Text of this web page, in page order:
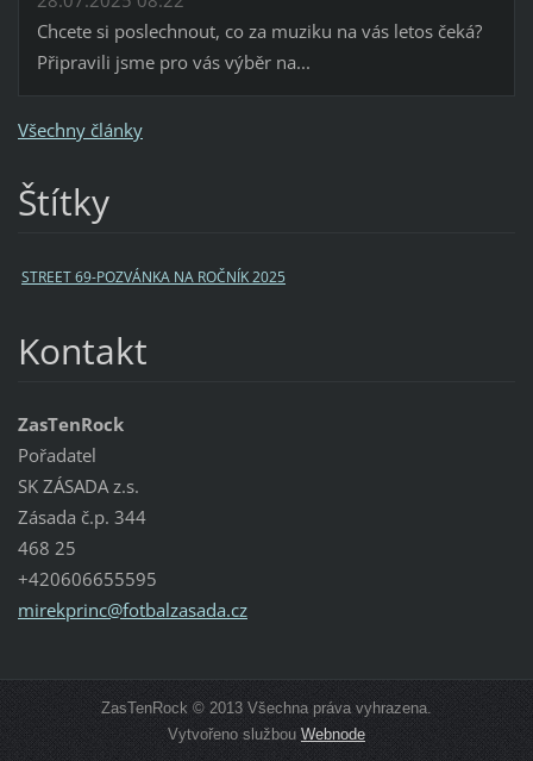
Chcete si poslechnout, co za muziku na vás letos čeká?
Připravili jsme pro vás výběr na...
Všechny články
Štítky
STREET 69-POZVÁNKA NA ROČNÍK 2025
Kontakt
ZasTenRock
Pořadatel
SK ZÁSADA z.s.
Zásada č.p. 344
468 25
+420606655595
mirekprinc@fotbalzasada.cz
ZasTenRock © 2013 Všechna práva vyhrazena.
Vytvořeno službou Webnode